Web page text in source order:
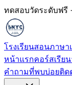
ทดสอบวัดระดับฟรี
โรงเรียนสอนภาษา
หน้าแรกคอร์สเรียน
คำถามที่พบบ่อยติด